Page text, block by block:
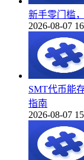
新手零门槛
2026-08-07
SMT代币能
指南
2026-08-07